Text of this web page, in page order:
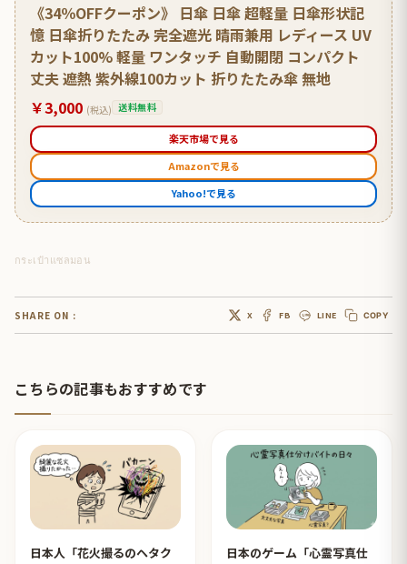
《34％OFFクーポン》 日傘 日傘 超軽量 日傘形状記
憶 日傘折りたたみ 完全遮光 晴雨兼用 レディース UV
カット100% 軽量 ワンタッチ 自動開閉 コンパクト
丈夫 遮熱 紫外線100カット 折りたたみ傘 無地
￥3,000 (税込) 送料無料
楽天市場で見る
Amazonで見る
Yahoo!で見る
กระเป๋าแซลมอน
SHARE ON : X FB LINE COPY
こちらの記事もおすすめです
日本人「花火撮るのヘタク
日本のゲーム「心霊写真仕